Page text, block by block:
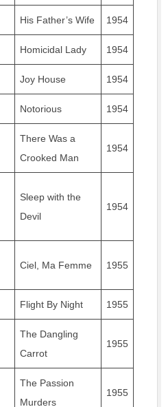
His Father’s Wife 1954
Homicidal Lady 1954
Joy House 1954
Notorious 1954
There Was a
Crooked Man
1954
Sleep with the
Devil
1954
Ciel, Ma Femme 1955
Flight By Night 1955
The Dangling
Carrot
1955
The Passion
Murders
1955